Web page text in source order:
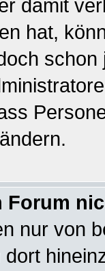
damit
hat,
Forum
nur von